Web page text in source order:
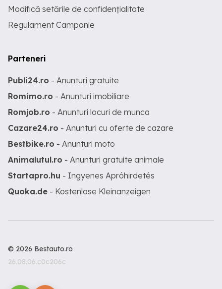
Modifică setările de confidențialitate
Regulament Campanie
Parteneri
Publi24.ro - Anunturi gratuite
Romimo.ro - Anunturi imobiliare
Romjob.ro - Anunturi locuri de munca
Cazare24.ro - Anunturi cu oferte de cazare
Bestbike.ro - Anunturi moto
Animalutul.ro - Anunturi gratuite animale
Startapro.hu - Ingyenes Apróhirdetés
Quoka.de - Kostenlose Kleinanzeigen
© 2026 Bestauto.ro
26.08.06.c0c206c